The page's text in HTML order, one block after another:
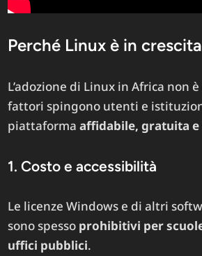
Perché Linux è in
L’adozione di Linux in Africa non
fattori spingono utenti e
piattaformaaffidabile, gratuita e
1. Costo e accessibilità
Le licenze Windows e di altri
sono spesso prohibitivi per
uffici pubblici.